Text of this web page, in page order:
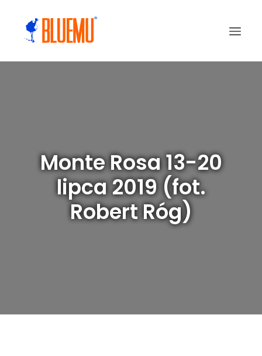
Monte Rosa 13-20
lipca 2019 (fot.
Robert Róg)